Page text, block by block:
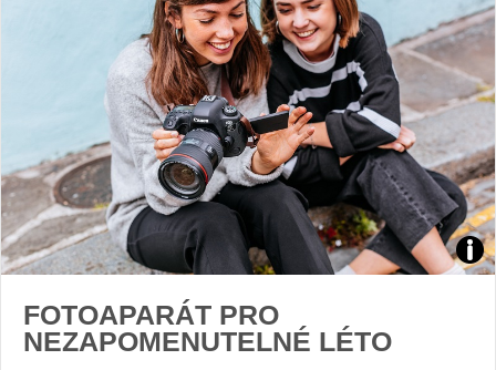
FOTOAPARÁT PRO
NEZAPOMENUTELNÉ LÉTO